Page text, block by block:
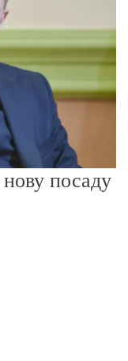
м
у
посаду